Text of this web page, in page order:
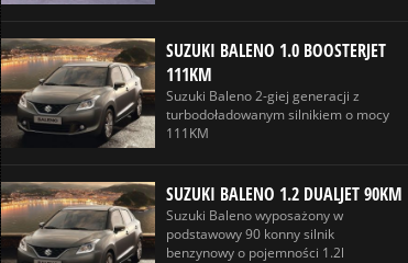
SUZUKI BALENO 1.0 BOOSTERJET
111KM
Suzuki Baleno 2-giej generacji z
turbodoładowanym silnikiem o mocy
111KM
SUZUKI BALENO 1.2 DUALJET 90KM
Suzuki Baleno wyposażony w
podstawowy 90 konny silnik
benzynowy o pojemności 1.2l